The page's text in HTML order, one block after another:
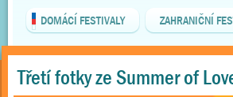
DOMÁCÍ FESTIVALY ZAHRANIČNÍ
Třetí fotky ze Summer of